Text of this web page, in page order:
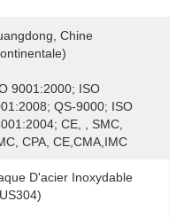
Chine
9001:2000; ISO
QS-9000; ISO
CE, , SMC,
CPA, CE,CMA,IMC
D'acier Inoxydable